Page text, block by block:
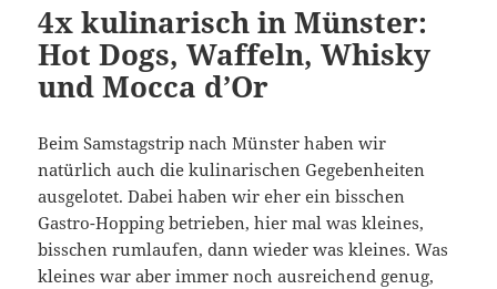
4x kulinarisch in Münster:
Hot Dogs, Waffeln, Whisky
und Mocca d’Or
Beim Samstagstrip nach Münster haben wir
natürlich auch die kulinarischen Gegebenheiten
ausgelotet. Dabei haben wir eher ein bisschen
Gastro-Hopping betrieben, hier mal was kleines,
bisschen rumlaufen, dann wieder was kleines. Was
kleines war aber immer noch ausreichend genug,